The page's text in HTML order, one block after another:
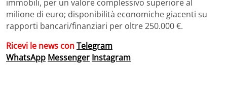
immobili, per un valore complessivo superiore al
milione di euro; disponibilità economiche giacenti su
rapporti bancari/finanziari per oltre 250.000 €.
Ricevi le news conTelegram
WhatsApp Messenger Instagram